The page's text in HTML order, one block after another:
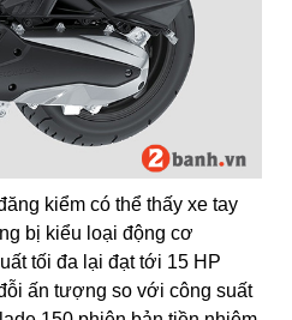
kiểm có thể thấy xe tay
bị kiểu loại động cơ
tối đa lại đạt tới 15 HP
ấn tượng so với công suất